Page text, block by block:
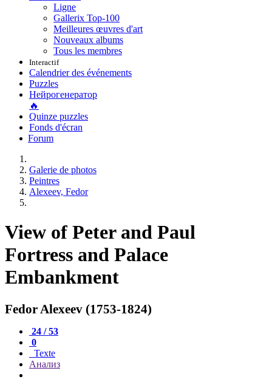
Ligne
Gallerix Top-100
Meilleures œuvres d'art
Nouveaux albums
Tous les membres
Interactif
Calendrier des événements
Puzzles
Нейрогенератор
🔥
Quinze puzzles
Fonds d'écran
Forum
Galerie de photos
Peintres
Alexeev, Fedor
View of Peter and Paul
Fortress and Palace
Embankment
Fedor Alexeev (1753-1824)
24 / 53
0
Texte
Анализ